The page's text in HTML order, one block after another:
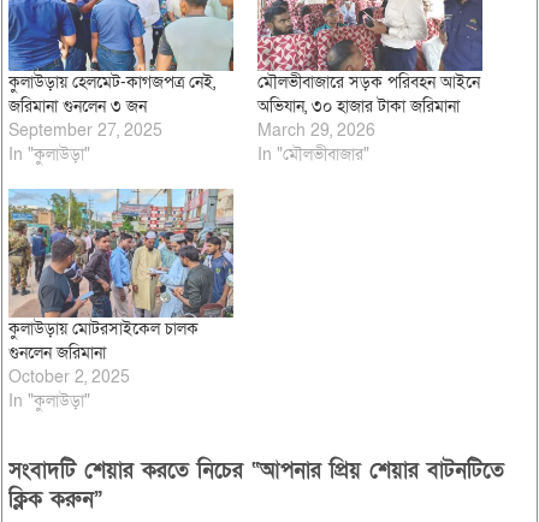
কুলাউড়ায় হেলমেট-কাগজপত্র নেই,
জরিমানা গুনলেন ৩ জন
September 27, 2025
In "কুলাউড়া"
মৌলভীবাজারে সড়ক পরিবহন আইনে
অভিযান, ৩০ হাজার টাকা জরিমানা
March 29, 2026
In "মৌলভীবাজার"
কুলাউড়ায় মোটরসাইকেল চালক
গুনলেন জরিমানা
October 2, 2025
In "কুলাউড়া"
সংবাদটি শেয়ার করতে নিচের “আপনার প্রিয় শেয়ার বাটনটিতে
ক্লিক করুন”